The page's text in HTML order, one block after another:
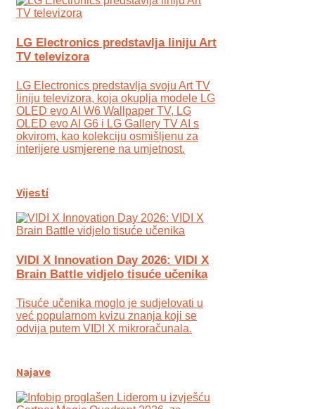
LG Electronics predstavlja liniju Art
TV televizora
LG Electronics predstavlja svoju Art TV
liniju televizora, koja okuplja modele LG
OLED evo AI W6 Wallpaper TV, LG
OLED evo AI G6 i LG Gallery TV AI s
okvirom, kao kolekciju osmišljenu za
interijere usmjerene na umjetnost.
Vijesti
VIDI X Innovation Day 2026: VIDI X
Brain Battle vidjelo tisuće učenika
Tisuće učenika moglo je sudjelovati u
već popularnom kvizu znanja koji se
odvija putem VIDI X mikroračunala.
Najave